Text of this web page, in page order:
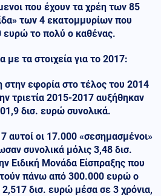
που έχουν τα χρέη των 85
των 4 εκατομμυρίων που
το πολύ ο καθένας.
τα στοιχεία για το 2017:
εφορία στο τέλος του 2014
τριετία 2015-2017 αυξήθηκαν
δισ. ευρώ συνολικά.
αυτοί οι 17.000 «σεσημασμένοι»
συνολικά μόλις 3,48 δισ.
Ειδική Μονάδα Είσπραξης που
πάνω από 300.000 ευρώ ο
δισ. ευρώ μέσα σε 3 χρόνια,